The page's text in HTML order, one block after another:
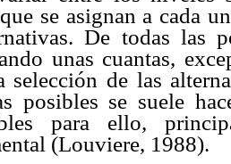
se asignan a cada
De todas las
unas cuantas,
selección de las
posibles se suele
para ello,
(Louviere, 1988).